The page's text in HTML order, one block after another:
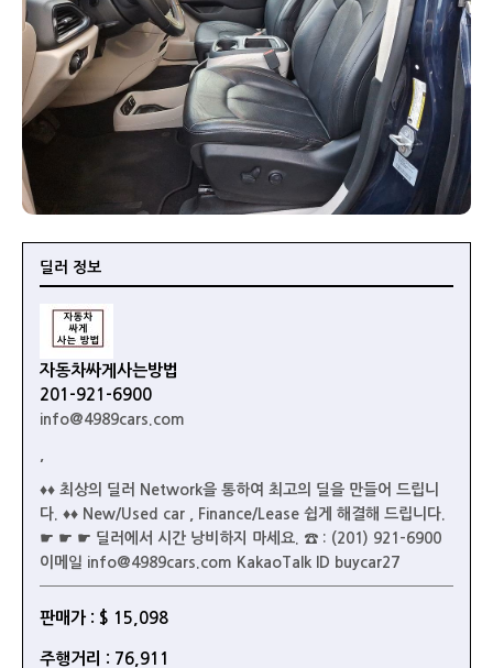
딜러 정보
자동차싸게사는방법
201-921-6900
info@4989cars.com
♦♦ 최상의 딜러 Network을 통하여 최고의 딜을 만들어 드립니
다. ♦♦ New/Used car , Finance/Lease 쉽게 해결해 드립니다.
☛ ☛ ☛ 딜러에서 시간 낭비하지 마세요. ☎ : (201) 921-6900
이메일 info@4989cars.com KakaoTalk ID buycar27
판매가 : $ 15,098
주행거리 : 76,911